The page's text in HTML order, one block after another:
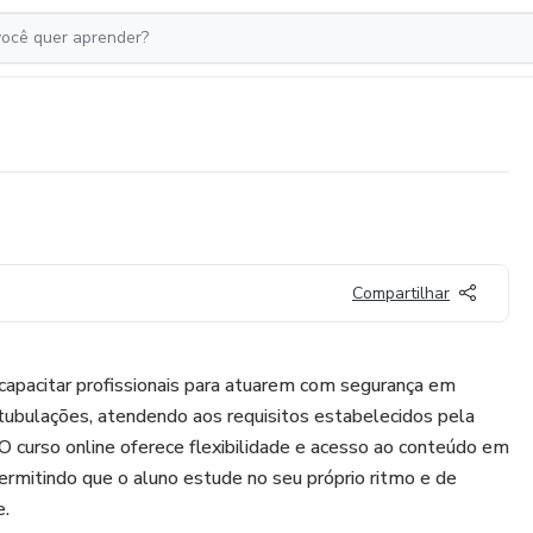
Compartilhar
profissionais para atuarem com segurança em
atendendo aos requisitos estabelecidos pela
curso online oferece flexibilidade e acesso ao conteúdo em
que o aluno estude no seu próprio ritmo e de